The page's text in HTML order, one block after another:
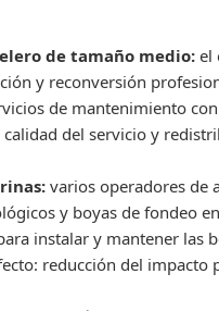
de tamaño medio: el
y reconversión
de mantenimiento
del servicio y
varios operadores de
y boyas de fondeo
instalar y mantener las
reducción del impacto